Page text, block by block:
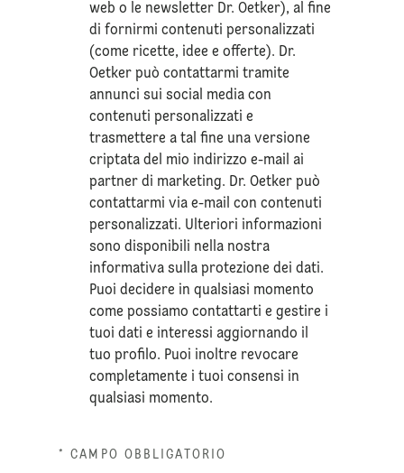
web o le newsletter Dr. Oetker), al fine
di fornirmi contenuti personalizzati
(come ricette, idee e offerte). Dr.
Oetker può contattarmi tramite
annunci sui social media con
contenuti personalizzati e
trasmettere a tal fine una versione
criptata del mio indirizzo e-mail ai
partner di marketing. Dr. Oetker può
contattarmi via e-mail con contenuti
personalizzati. Ulteriori informazioni
sono disponibili nella nostra
informativa sullaprotezione dei dati.
Puoi decidere in qualsiasi momento
come possiamo contattarti e gestire i
tuoi dati e interessi aggiornando il
tuo profilo. Puoi inoltre revocare
completamente i tuoi consensi in
qualsiasi momento.
* CAMPO OBBLIGATORIO